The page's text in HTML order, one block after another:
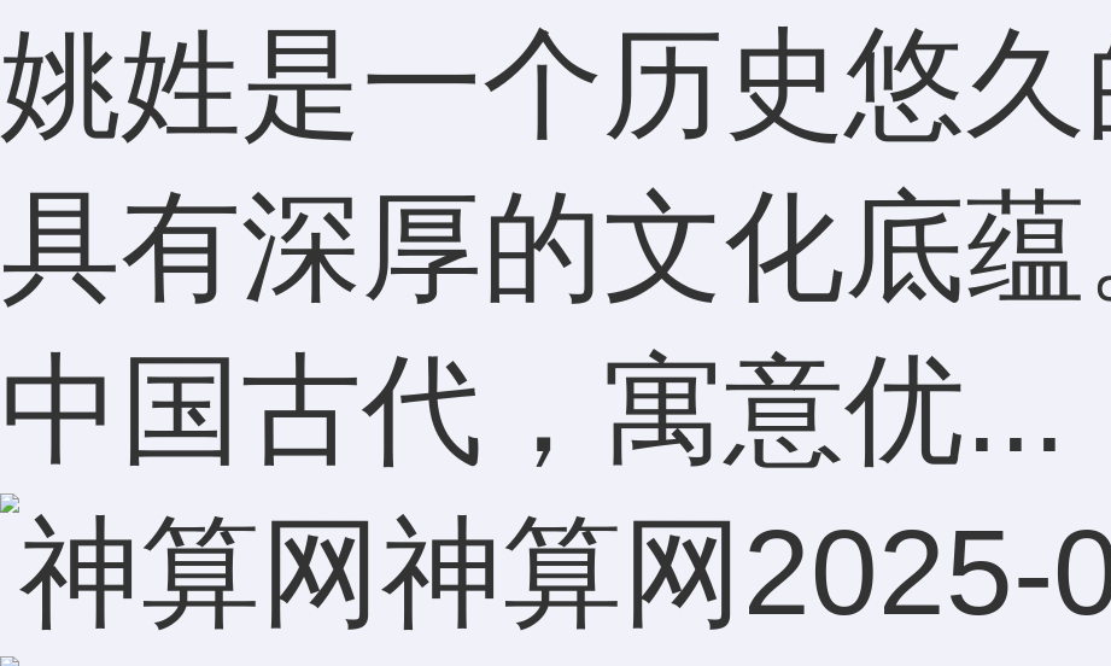
姚姓是一个历史悠久
具有深厚的文化底
中国古代，寓意优...
神算网2025-